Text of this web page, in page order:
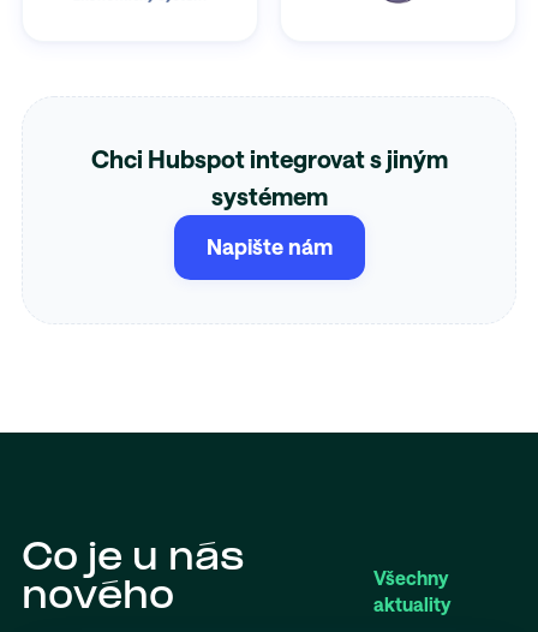
Chci Hubspot integrovat s jiným
systémem
Napište nám
Co je u nás
nového
Všechny
aktuality